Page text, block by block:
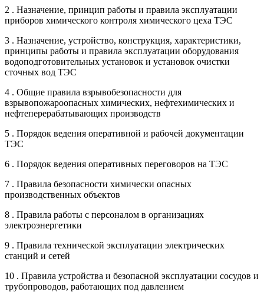
2 . Назначение, принцип работы и правила эксплуатации
приборов химического контроля химического цеха ТЭС
3 . Назначение, устройство, конструкция, характеристики,
принципы работы и правила эксплуатации оборудования
водоподготовительных установок и установок очистки
сточных вод ТЭС
4 . Общие правила взрывобезопасности для
взрывопожароопасных химических, нефтехимических и
нефтеперерабатывающих производств
5 . Порядок ведения оперативной и рабочей документации
ТЭС
6 . Порядок ведения оперативных переговоров на ТЭС
7 . Правила безопасности химически опасных
производственных объектов
8 . Правила работы с персоналом в организациях
электроэнергетики
9 . Правила технической эксплуатации электрических
станций и сетей
10 . Правила устройства и безопасной эксплуатации сосудов и
трубопроводов, работающих под давлением